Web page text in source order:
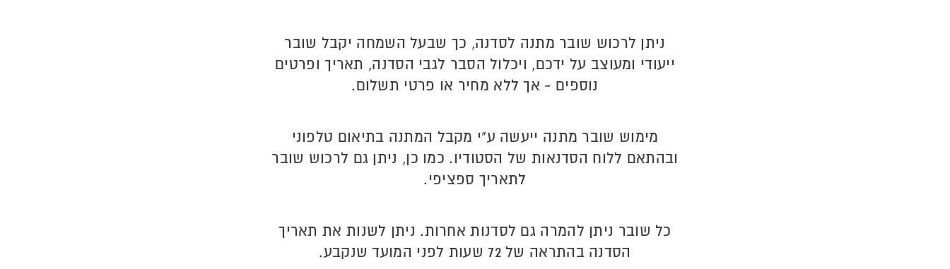
ניתן לרכוש שובר מתנה לסדנה, כך שבעל השמחה יקבל שובר
ייעודי ומעוצב על ידכם, ויכלול הסבר לגבי הסדנה, תאריך ופרטים
נוספים - אך ללא מחיר או פרטי תשלום.
מימוש שובר מתנה ייעשה ע"י מקבל המתנה בתיאום טלפוני
ובהתאם ללוח הסדנאות של הסטודיו. כמו כן, ניתן גם לרכוש שובר
לתאריך ספציפי.
כל שובר ניתן להמרה גם לסדנות אחרות. ניתן לשנות את תאריך
הסדנה בהתראה של 72 שעות לפני המועד שנקבע.